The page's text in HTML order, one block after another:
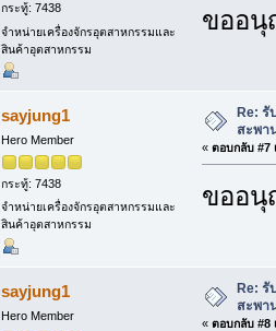
กระทู้: 7438
จำหน่ายเครื่องจักรอุตสาหกรรมและ
สินค้าอุตสาหกรรม
ขออนุ
sayjung1
Hero Member
กระทู้: 7438
จำหน่ายเครื่องจักรอุตสาหกรรมและ
สินค้าอุตสาหกรรม
Re:
สะพา
« ตอบกลับ #7
ขออนุ
sayjung1
Hero Member
Re: รั
สะพา
« ตอบกลับ #8